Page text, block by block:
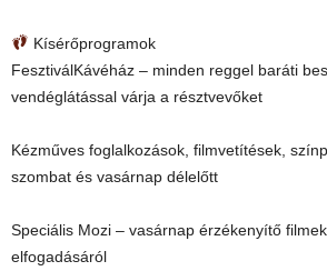
Kísérőprogramok
FesztiválKávéház – minden reggel baráti
vendéglátással várja a résztvevőket
Kézműves foglalkozások, filmvetítések,
szombat és vasárnap délelőtt
Speciális Mozi – vasárnap érzékenyítő
elfogadásáról